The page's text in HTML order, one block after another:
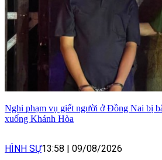
Nghi phạm vụ giết người ở Đồng Nai bị
xuống Khánh Hòa
HÌNH SỰ13:58 | 09/08/2026